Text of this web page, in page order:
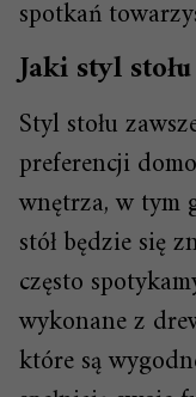
spotkań
Jaki styl
Styl stołu
preferencji
wnętrza, w tym
stół będzie się
często
wykonane z
które są